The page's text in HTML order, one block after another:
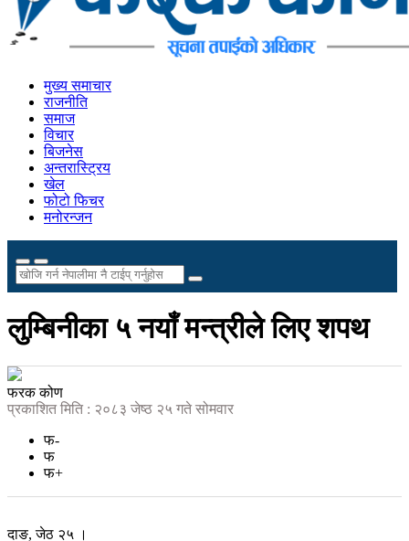
मुख्य समाचार
राजनीति
समाज
विचार
बिजनेस
अन्तरास्ट्रिय
खेल
फोटो फिचर
मनोरन्जन
लुम्बिनीका ५ नयाँ मन्त्रीले लिए शपथ
फरक कोण
प्रकाशित मिति : २०८३ जेष्ठ २५ गते सोमवार
फ-
फ
फ+
दाङ, जेठ २५ ।